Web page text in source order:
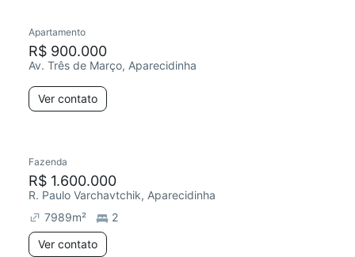
Apartamento
R$ 900.000
Av. Três de Março, Aparecidinha
Ver contato
Fazenda
R$ 1.600.000
R. Paulo Varchavtchik, Aparecidinha
7989m²
2
Ver contato